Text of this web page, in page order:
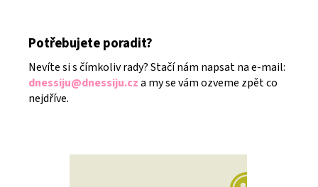
Potřebujete poradit?
Nevíte si s čímkoliv rady? Stačí nám napsat na e-mail:
dnessiju@dnessiju.cza my se vám ozveme zpět co
nejdříve.